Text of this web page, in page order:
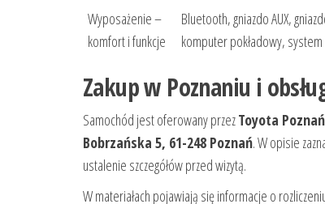
Wyposażenie –
komfort i funkcje
Bluetooth, gniazdo AUX,
komputer pokładowy,
Zakup w Poznaniu i
Samochód jest oferowany przezToyota
Bobrzańska 5, 61-248 Poznań. W opisie
ustalenie szczegółów przed wizytą.
W materiałach pojawiają się informacje o